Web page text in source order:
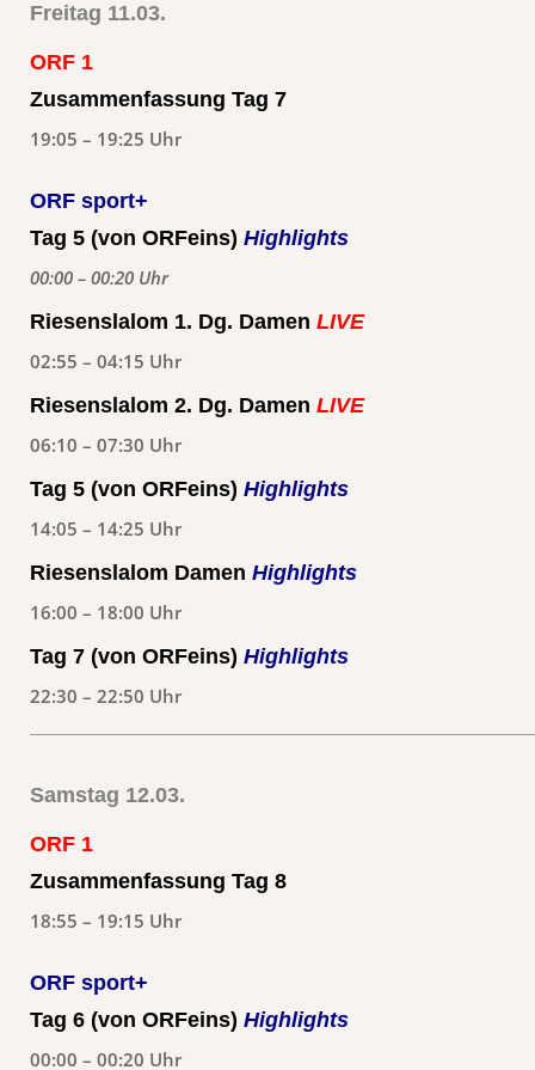
Freitag 11.03.
ORF 1
Zusammenfassung Tag 7
19:05 – 19:25 Uhr
ORF sport+
Tag 5 (von ORFeins) Highlights
00:00 – 00:20 Uhr
Riesenslalom 1. Dg. Damen LIVE
02:55 – 04:15 Uhr
Riesenslalom 2. Dg. Damen LIVE
06:10 – 07:30 Uhr
Tag 5 (von ORFeins) Highlights
14:05 – 14:25 Uhr
Riesenslalom Damen Highlights
16:00 – 18:00 Uhr
Tag 7 (von ORFeins) Highlights
22:30 – 22:50 Uhr
Samstag 12.03.
ORF 1
Zusammenfassung Tag 8
18:55 – 19:15 Uhr
ORF sport+
Tag 6 (von ORFeins) Highlights
00:00 – 00:20 Uhr